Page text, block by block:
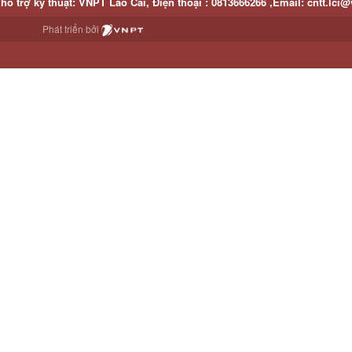
Phát triển bởi